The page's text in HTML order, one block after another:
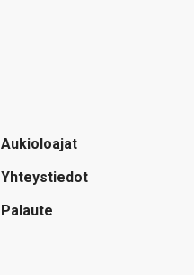
Aukioloajat
Yhteystiedot
Palaute